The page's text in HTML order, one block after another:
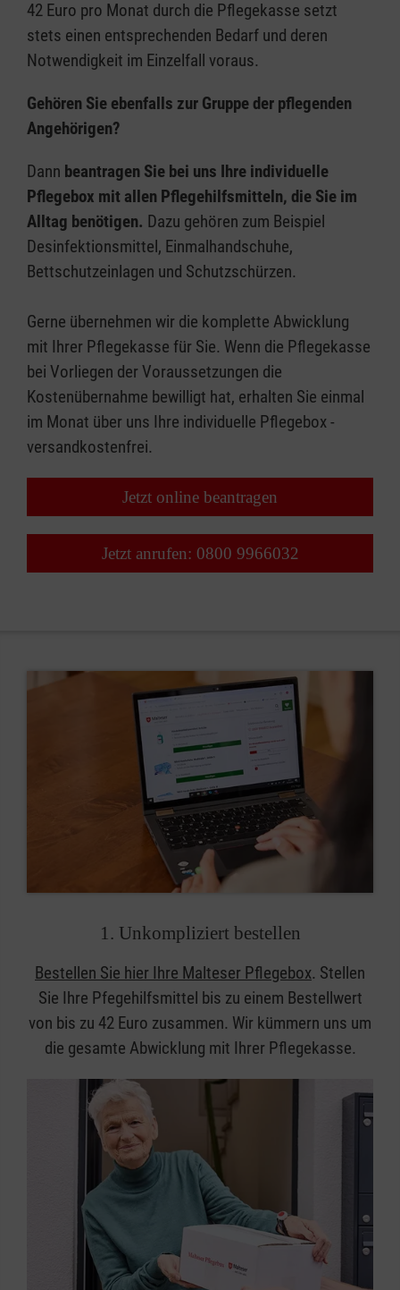
42 Euro pro Monat durch die Pflegekasse setzt
stets einen entsprechenden Bedarf und deren
Notwendigkeit im Einzelfall voraus.
Gehören Sie ebenfalls zur Gruppe der pflegenden
Angehörigen?
Dann beantragen Sie bei uns Ihre individuelle
Pflegebox mit allen Pflegehilfsmitteln, die Sie im
Alltag benötigen. Dazu gehören zum Beispiel
Desinfektionsmittel, Einmalhandschuhe,
Bettschutzeinlagen und Schutzschürzen.
Gerne übernehmen wir die komplette Abwicklung
mit Ihrer Pflegekasse für Sie. Wenn die Pflegekasse
bei Vorliegen der Voraussetzungen die
Kostenübernahme bewilligt hat, erhalten Sie einmal
im Monat über uns Ihre individuelle Pflegebox -
versandkostenfrei.
Jetzt online beantragen
Jetzt anrufen: 0800 9966032
1. Unkompliziert bestellen
Bestellen Sie hier Ihre Malteser Pflegebox. Stellen
Sie Ihre Pfegehilfsmittel bis zu einem Bestellwert
von bis zu 42 Euro zusammen. Wir kümmern uns um
die gesamte Abwicklung mit Ihrer Pflegekasse.